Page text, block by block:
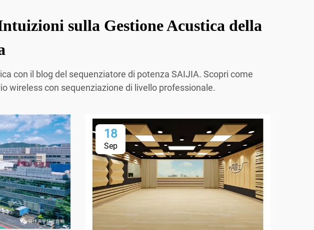
sulla Gestione Acustica della
con il blog del sequenziatore di potenza SAIJIA. Scopri come
wireless con sequenziazione di livello professionale.
18
Sep